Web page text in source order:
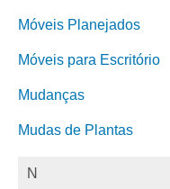
Móveis Planejados
Móveis para Escritório
Mudanças
Mudas de Plantas
N